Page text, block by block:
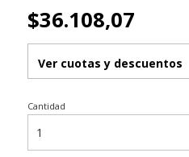
$36.108,07
Ver cuotas y descuentos
Cantidad